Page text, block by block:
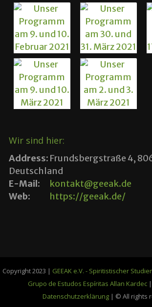
Wir sind hier:
Address:Frundsbergstraße 4,
Deutschland
E-Mail:
kontakt@geeak.de
Web:
https://geeak.de/
Copyright 2023 | GEEAK e.V. - Spiritistischer
Grupo de Estudos Espíritas Allan Kardec|
Datenschutzerklärung | © All rights